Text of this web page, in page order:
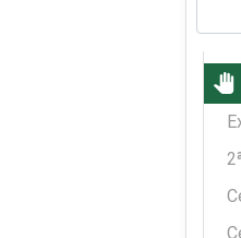
pan_tool